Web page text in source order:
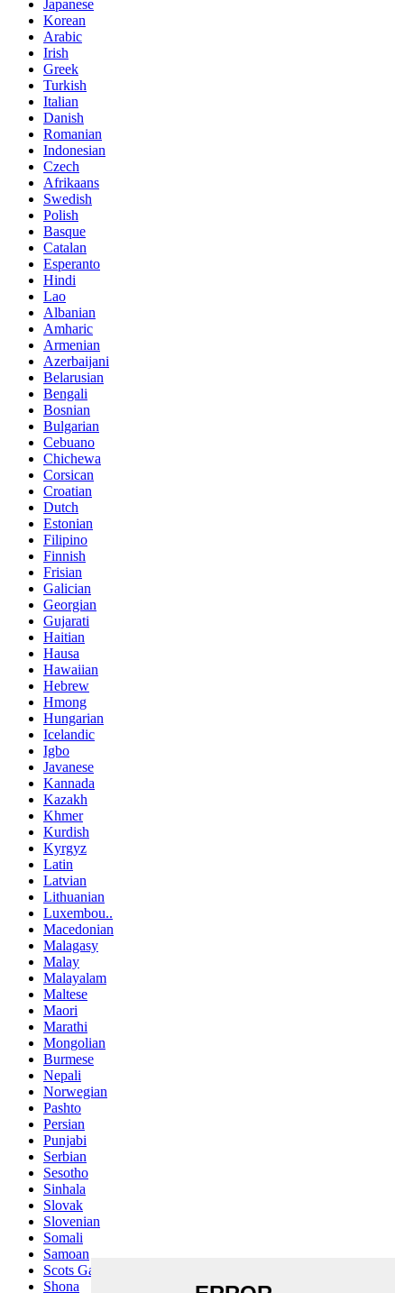
Japanese
Korean
Arabic
Irish
Greek
Turkish
Italian
Danish
Romanian
Indonesian
Czech
Afrikaans
Swedish
Polish
Basque
Catalan
Esperanto
Hindi
Lao
Albanian
Amharic
Armenian
Azerbaijani
Belarusian
Bengali
Bosnian
Bulgarian
Cebuano
Chichewa
Corsican
Croatian
Dutch
Estonian
Filipino
Finnish
Frisian
Galician
Georgian
Gujarati
Haitian
Hausa
Hawaiian
Hebrew
Hmong
Hungarian
Icelandic
Igbo
Javanese
Kannada
Kazakh
Khmer
Kurdish
Kyrgyz
Latin
Latvian
Lithuanian
Luxembou..
Macedonian
Malagasy
Malay
Malayalam
Maltese
Maori
Marathi
Mongolian
Burmese
Nepali
Norwegian
Pashto
Persian
Punjabi
Serbian
Sesotho
Sinhala
Slovak
Slovenian
Somali
Samoan
Scots Gaelic
Shona